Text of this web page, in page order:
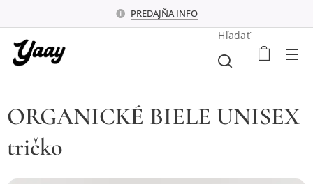
PREDAJŇA INFO
Hľadať
ORGANICKÉ BIELE UNISEX
tričko